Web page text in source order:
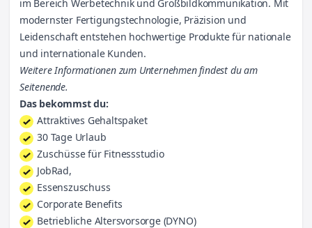
im Bereich Werbetechnik und Großbildkommunikation. Mit
modernster Fertigungstechnologie, Präzision und
Leidenschaft entstehen hochwertige Produkte für nationale
und internationale Kunden.
Weitere Informationen zum Unternehmen findest du am
Seitenende.
Das bekommst du:
Attraktives Gehaltspaket
30 Tage Urlaub
Zuschüsse für Fitnessstudio
JobRad,
Essenszuschuss
Corporate Benefits
Betriebliche Altersvorsorge (DYNO)